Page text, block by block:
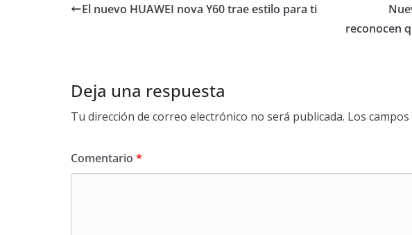
El nuevo HUAWEI nova Y60 trae estilo para ti
reconocen
Deja una respuesta
Tu dirección de correo electrónico no será publicada. Los
Comentario *